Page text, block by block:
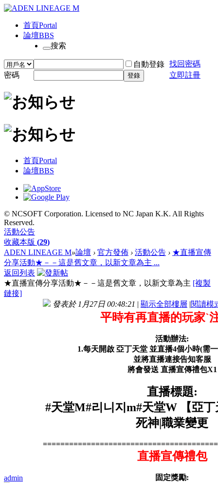
首頁Portal
論壇BBS
搜索
自動登錄 找回密碼
密碼
登錄 立即註冊
首頁Portal
論壇BBS
© NCSOFT Corporation. Licensed to NC Japan K.K. All Rights
Reserved.
活動公告
收藏本版 (29)
ADEN LINEAGE M»論壇 › 官方發佈 › 活動公告 › ★直播宣傳
分享活動★－－這是舊文章，以新文章為主 ...
返回列表
★直播宣傳分享活動★－－這是舊文章，以新文章為主 [複製
鏈接]
admin
發表於 1月27日 00:48:21 | 顯示全部樓層 |閱讀模
平時有再直播的玩家ˋ
活動辦法:
1.每天開啟 亞丁天堂 並直播4個小時(需
並將直播連接告知客服
將會發送 直播宣傳禮包X1
直播標題:
#天堂M#리니지m#天堂W 【亞
死神|職業變更
直播宣傳禮包
固定獎勵: